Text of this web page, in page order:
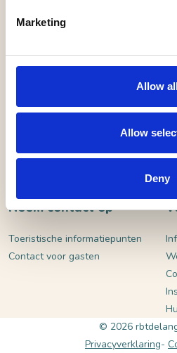
Marketing
Allow
Allow
Deny
Neem contact op
Toeristische informatiepunten
Contact voor gasten
© 2026
Privacyverklaring